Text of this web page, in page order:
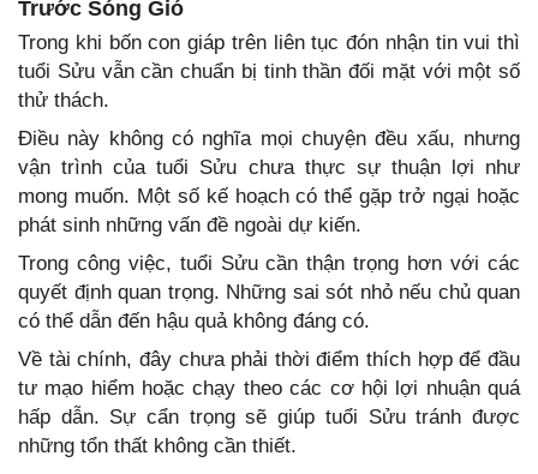
Trước Sóng Gió
Trong khi bốn con giáp trên liên tục đón nhận tin vui thì
tuổi Sửu vẫn cần chuẩn bị tinh thần đối mặt với một số
thử thách.
Điều này không có nghĩa mọi chuyện đều xấu, nhưng
vận trình của tuổi Sửu chưa thực sự thuận lợi như
mong muốn. Một số kế hoạch có thể gặp trở ngại hoặc
phát sinh những vấn đề ngoài dự kiến.
Trong công việc, tuổi Sửu cần thận trọng hơn với các
quyết định quan trọng. Những sai sót nhỏ nếu chủ quan
có thể dẫn đến hậu quả không đáng có.
Về tài chính, đây chưa phải thời điểm thích hợp để đầu
tư mạo hiểm hoặc chạy theo các cơ hội lợi nhuận quá
hấp dẫn. Sự cẩn trọng sẽ giúp tuổi Sửu tránh được
những tổn thất không cần thiết.